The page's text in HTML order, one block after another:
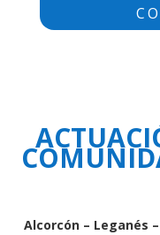
Alcorcón– Leganés –